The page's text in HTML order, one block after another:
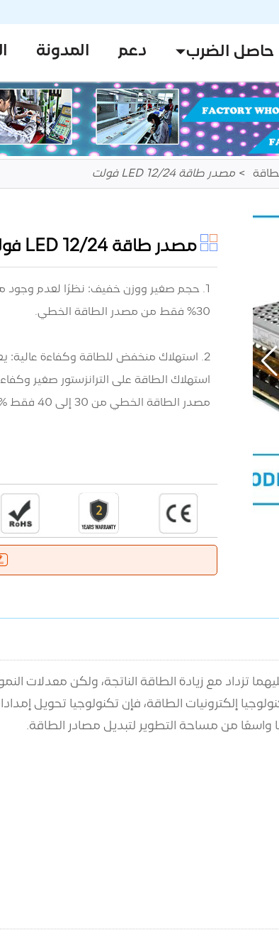
حاصل الضرب دعم المدونة
مصدر طاقة LED 12/24 فولت
مصدر طاقة LED 12/24 فولت
30% فقط من مصدر الطاقة الخطي.
2. استهلاك منخفض للطاقة وكفاءة عالية:
مصدر الطاقة الخطي من 30 إلى 40 فقط %.
تزداد مع زيادة الطاقة الناتجة، ولكن معدلات
إلكترونيات الطاقة، فإن تكنولوجيا تحويل
واسعًا من مساحة التطوير لتبديل مصادر الطاقة.